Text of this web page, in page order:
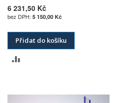
6 231,50 Kč
5 150,00 Kč
Přidat do košíku
POROVNÁNÍ